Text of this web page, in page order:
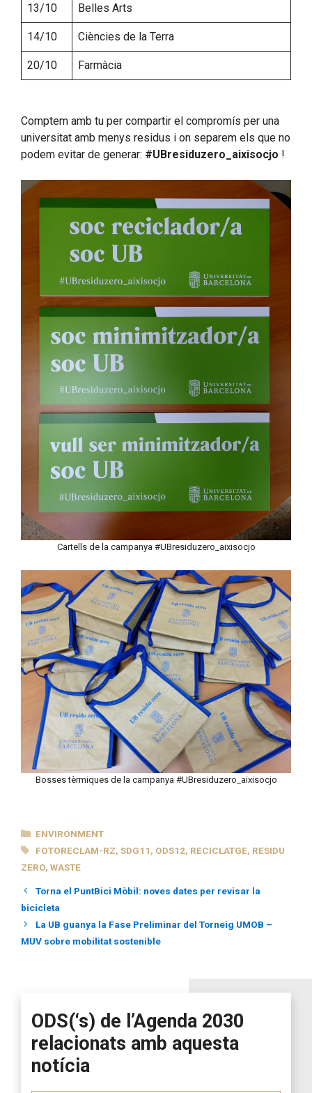
13/10 Belles Arts
14/10 Ciències de la Terra
20/10 Farmàcia
Comptem amb tu per compartir el compromís per una
universitat amb menys residus i on separem els que no
podem evitar de generar: #UBresiduzero_aixisocjo !
Cartells de la campanya #UBresiduzero_aixisocjo
Bosses tèrmiques de la campanya #UBresiduzero_aixisocjo
CATEGORIES
ENVIRONMENT
TAGS
FOTORECLAM-RZ,SDG11, ODS12, RECICLATGE, RESIDU
ZERO, WASTE
Torna el PuntBici Mòbil: noves dates per revisar la
bicicleta
La UB guanya la Fase Preliminar del Torneig UMOB –
MUV sobre mobilitat sostenible
ODS(‘s) de l’Agenda 2030
relacionats amb aquesta
notícia